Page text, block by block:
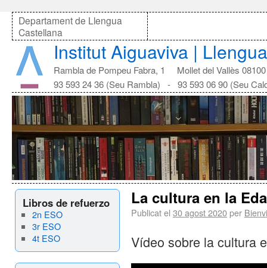
Departament de Llengua
Castellana
Institut Aiguaviva |
Rambla de Pompeu Fabra, 1 Mollet del Vallès 08100
93 593 24 36 (Seu Rambla) - 93 593 06 90 (Seu
Libros de refuerzo
2n ESO
3r ESO
4t ESO
La cultura en la
Publicat el 30 agost 2020per Bienvi
Vídeo sobre la cultura